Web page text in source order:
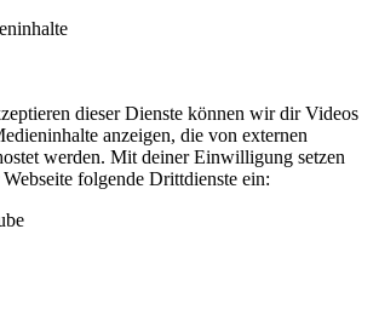
dieser Dienste können wir dir Videos
anzeigen, die von externen
werden. Mit deiner Einwilligung setzen
folgende Drittdienste ein: